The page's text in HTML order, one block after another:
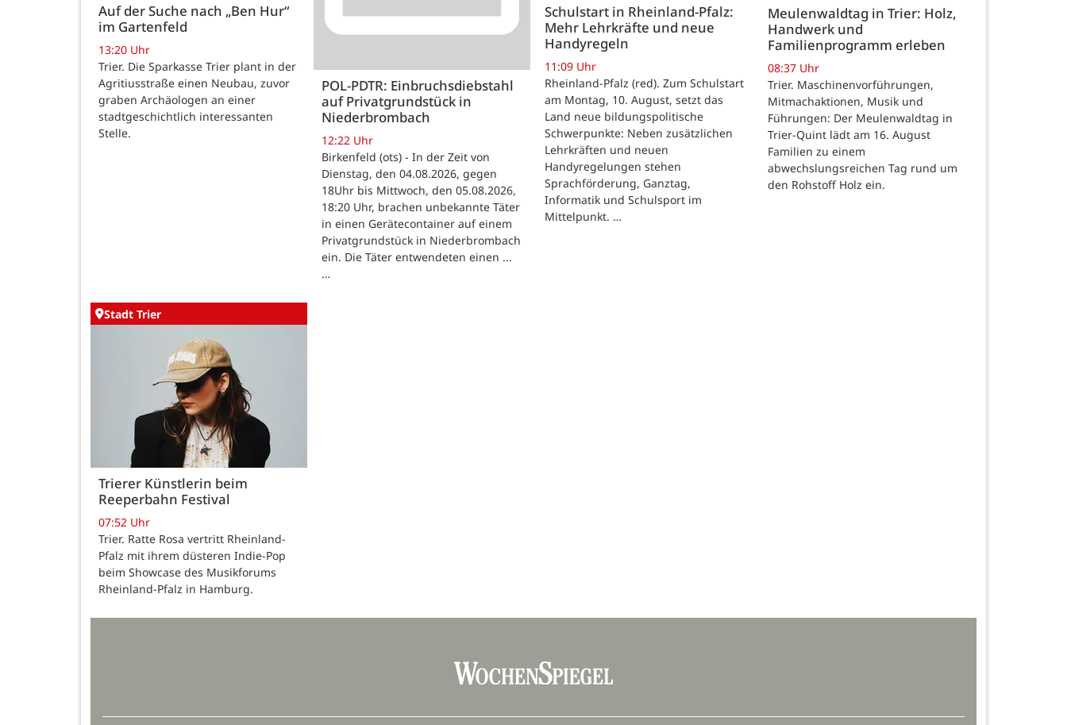
Auf der Suche nach „Ben Hur“
im Gartenfeld
13:20 Uhr
Trier. Die Sparkasse Trier plant in der
Agritiusstraße einen Neubau, zuvor
graben Archäologen an einer
stadtgeschichtlich interessanten
Stelle.
POL-PDTR: Einbruchsdiebstahl
auf Privatgrundstück in
Niederbrombach
12:22 Uhr
Birkenfeld (ots) - In der Zeit von
Dienstag, den 04.08.2026, gegen
18Uhr bis Mittwoch, den 05.08.2026,
18:20 Uhr, brachen unbekannte Täter
in einen Gerätecontainer auf einem
Privatgrundstück in Niederbrombach
ein. Die Täter entwendeten einen ...
…
Schulstart in Rheinland-Pfalz:
Mehr Lehrkräfte und neue
Handyregeln
11:09 Uhr
Rheinland-Pfalz (red). Zum Schulstart
am Montag, 10. August, setzt das
Land neue bildungspolitische
Schwerpunkte: Neben zusätzlichen
Lehrkräften und neuen
Handyregelungen stehen
Sprachförderung, Ganztag,
Informatik und Schulsport im
Mittelpunkt. …
Meulenwaldtag in Trier: Holz,
Handwerk und
Familienprogramm erleben
08:37 Uhr
Trier. Maschinenvorführungen,
Mitmachaktionen, Musik und
Führungen: Der Meulenwaldtag in
Trier-Quint lädt am 16. August
Familien zu einem
abwechslungsreichen Tag rund um
den Rohstoff Holz ein.
Stadt Trier
Trierer Künstlerin beim
Reeperbahn Festival
07:52 Uhr
Trier. Ratte Rosa vertritt Rheinland-
Pfalz mit ihrem düsteren Indie-Pop
beim Showcase des Musikforums
Rheinland-Pfalz in Hamburg.